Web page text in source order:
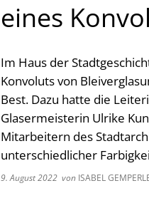
eines
Im Haus der
Konvoluts von
Best. Dazu hatte die
Glasermeisterin Ulrike
Mitarbeitern des
unterschiedlicher
9. August 2022 von ISABEL